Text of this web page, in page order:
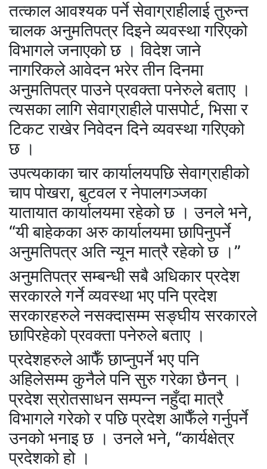
तत्काल आवश्यक पर्ने सेवाग्राहीलाई तुरुन्त
चालक अनुमतिपत्र दिइने व्यवस्था गरिएको
विभागले जनाएको छ । विदेश जाने
नागरिकले आवेदन भरेर तीन दिनमा
अनुमतिपत्र पाउने प्रवक्ता पनेरुले बताए ।
त्यसका लागि सेवाग्राहीले पासपोेर्ट, भिसा र
टिकट राखेर निवेदन दिने व्यवस्था गरिएको
छ ।
उपत्यकाका चार कार्यालयपछि सेवाग्राहीको
चाप पोखरा, बुटवल र नेपालगञ्जका
यातायात कार्यालयमा रहेको छ । उनले भने,
“यी बाहेकका अरु कार्यालयमा छापिनुपर्ने
अनुमतिपत्र अति न्यून मात्रै रहेको छ ।”
अनुमतिपत्र सम्बन्धी सबै अधिकार प्रदेश
सरकारले गर्ने व्यवस्था भए पनि प्रदेश
सरकारहरुले नसक्दासम्म सङ्घीय सरकारले
छापिरहेको प्रवक्ता पनेरुले बताए ।
प्रदेशहरुले आफैँ छाप्नुपर्ने भए पनि
अहिलेसम्म कुनैले पनि सुरु गरेका छैनन् ।
प्रदेश स्रोतसाधन सम्पन्न नहुँदा मात्रै
विभागले गरेको र पछि प्रदेश आफैँले गर्नुपर्ने
उनको भनाइ छ । उनले भने, “कार्यक्षेत्र
प्रदेशको हो ।